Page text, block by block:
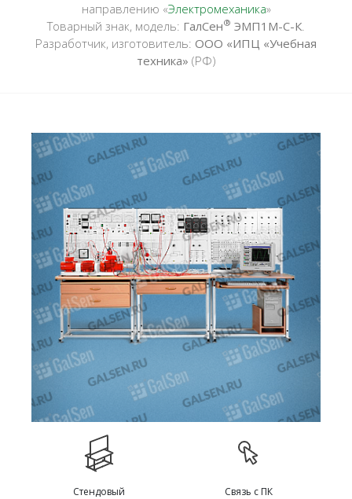
направлению «Электромеханика»
Товарный знак, модель: ГалСен® ЭМП1М-С-К.
Разработчик, изготовитель: ООО «ИПЦ «Учебная
техника» (РФ)
Стендовый Связь с ПК